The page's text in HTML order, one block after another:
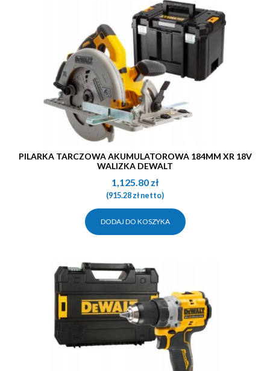
PILARKA TARCZOWA AKUMULATOROWA 184MM XR 18V
WALIZKA DEWALT
1,125.80 zł
(915.28złnetto)
DODAJ DO KOSZYKA